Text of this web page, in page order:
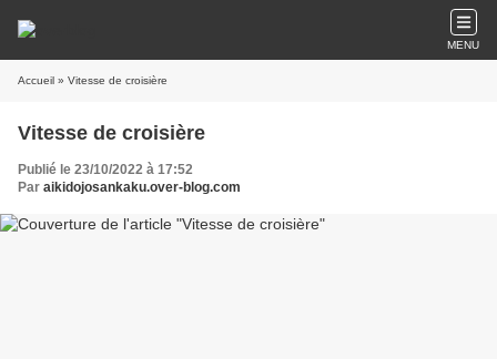
MENU
Accueil » Vitesse de croisière
Vitesse de croisière
Publié le 23/10/2022 à 17:52
Par aikidojosankaku.over-blog.com